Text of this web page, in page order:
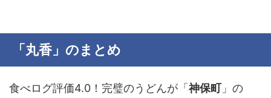
「丸香」のまとめ
食べログ評価4.0！完璧のうどんが「 神保町」の